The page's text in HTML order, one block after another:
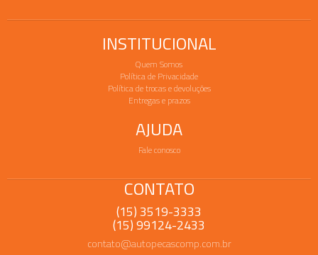
INSTITUCIONAL
Quem Somos
Política de Privacidade
Política de trocas e devoluções
Entregas e prazos
AJUDA
Fale conosco
CONTATO
(15) 3519-3333
(15) 99124-2433
contato@autopecascomp.com.br